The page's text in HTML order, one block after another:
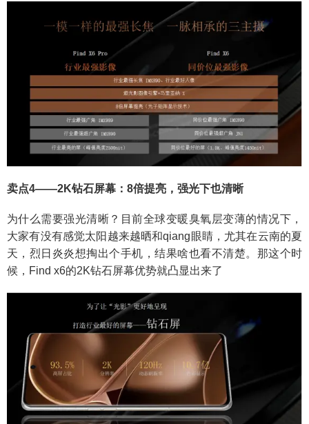
卖点4——2K钻石屏幕：8倍提亮，强光下也清晰
为什么需要强光清晰？目前全球变暖臭氧层变薄的情况下，
大家有没有感觉太阳越来越晒和qiang眼睛，尤其在云南的夏
天，烈日炎炎想掏出个手机，结果啥也看不清楚。那这个时
候，Find x6的2K钻石屏幕优势就凸显出来了